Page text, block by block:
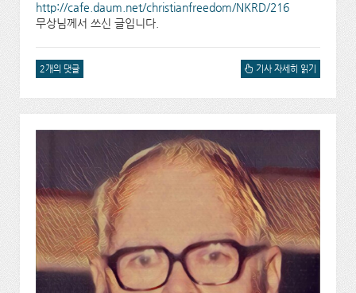
http://cafe.daum.net/christianfreedom/NKRD/216
무상님께서 쓰신 글입니다.
한국 베델 - 이방준 형제 이
야기에 대해서
기사 자세히 읽기
2개의 댓글